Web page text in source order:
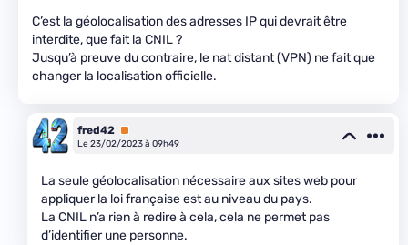
C’est la géolocalisation des adresses IP qui devrait être
interdite, que fait la CNIL ?
Jusqu’à preuve du contraire, le nat distant (VPN) ne fait que
changer la localisation officielle.
fred42 Premium
Le 23/02/2023 à 09h49
La seule géolocalisation nécessaire aux sites web pour
appliquer la loi française est au niveau du pays.
La CNIL n’a rien à redire à cela, cela ne permet pas
d’identifier une personne.